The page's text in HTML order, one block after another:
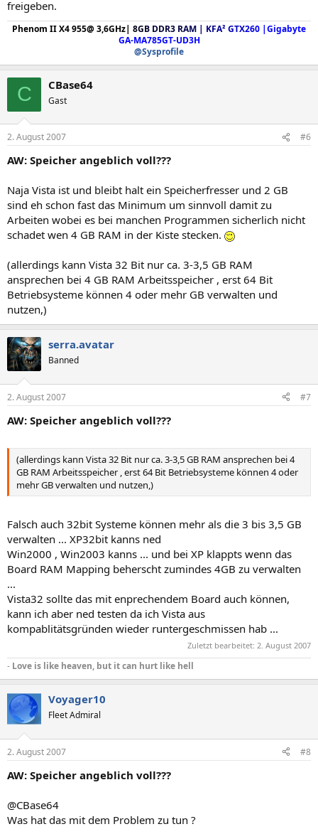
freigeben.
Phenom II X4 955@ 3,6GHz| 8GB DDR3 RAM | KFA²GTX260 |Gigabyte
GA-MA785GT-UD3H
@Sysprofile
C CBase64
Gast
2. August 2007 #6
AW: Speicher angeblich voll???
Naja Vista ist und bleibt halt ein Speicherfresser und 2 GB
sind eh schon fast das Minimum um sinnvoll damit zu
Arbeiten wobei es bei manchen Programmen sicherlich nicht
schadet wen 4 GB RAM in der Kiste stecken.
(allerdings kann Vista 32 Bit nur ca. 3-3,5 GB RAM
ansprechen bei 4 GB RAM Arbeitsspeicher , erst 64 Bit
Betriebsysteme können 4 oder mehr GB verwalten und
nutzen,)
serra.avatar
Banned
2. August 2007 #7
AW: Speicher angeblich voll???
(allerdings kann Vista 32 Bit nur ca. 3-3,5 GB RAM ansprechen bei 4
GB RAM Arbeitsspeicher , erst 64 Bit Betriebsysteme können 4 oder
mehr GB verwalten und nutzen,)
Falsch auch 32bit Systeme können mehr als die 3 bis 3,5 GB
verwalten ... XP32bit kanns ned
Win2000 , Win2003 kanns ... und bei XP klappts wenn das
Board RAM Mapping beherscht zumindes 4GB zu verwalten
...
Vista32 sollte das mit enprechendem Board auch können,
kann ich aber ned testen da ich Vista aus
kompablitätsgründen wieder runtergeschmissen hab ...
Zuletzt bearbeitet: 2. August 2007
- Love is like heaven, but it can hurt like hell
Voyager10
Fleet Admiral
2. August 2007 #8
AW: Speicher angeblich voll???
@CBase64
Was hat das mit dem Problem zu tun ?